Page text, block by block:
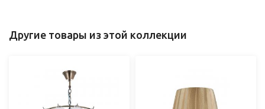
Другие товары из этой коллекции